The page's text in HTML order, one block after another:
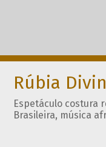
Rúbia
Espetáculo costura
Brasileira, música